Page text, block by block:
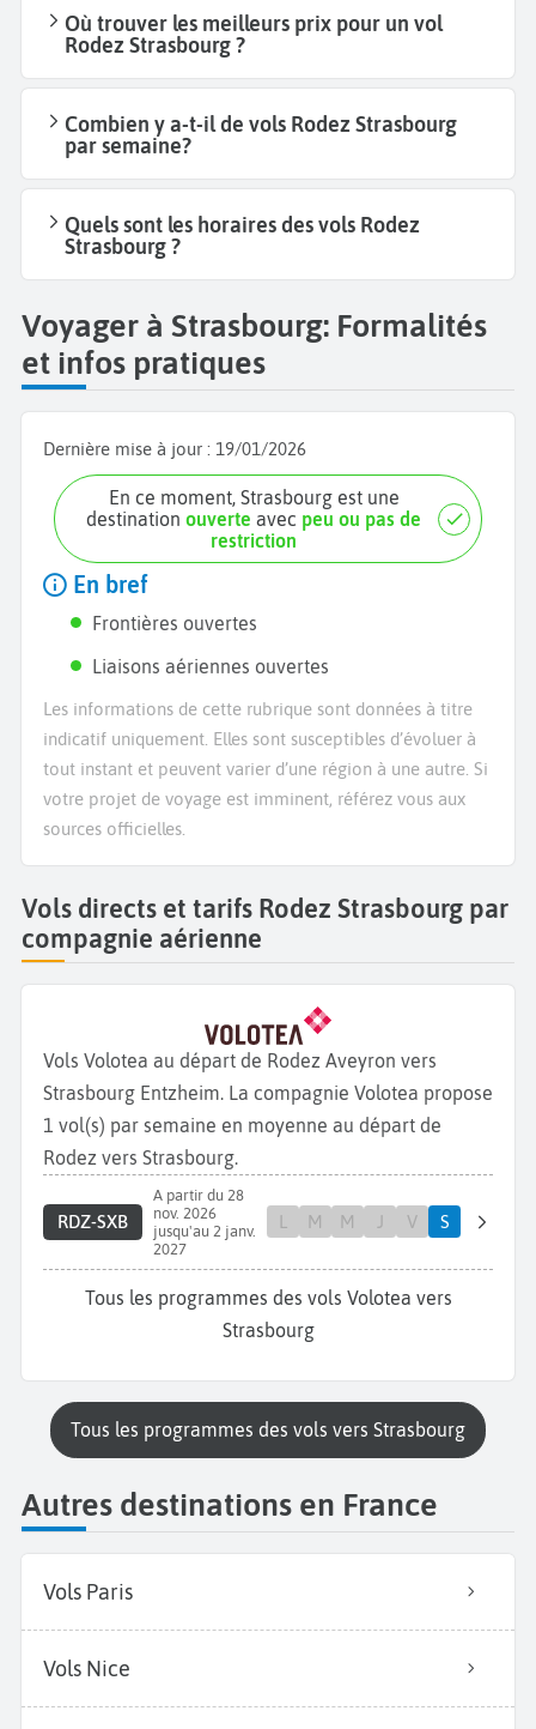
Où trouver les meilleurs prix pour un vol
Rodez Strasbourg ?
Combien y a-t-il de vols Rodez Strasbourg
par semaine?
Quels sont les horaires des vols Rodez
Strasbourg ?
Voyager à Strasbourg: Formalités
et infos pratiques
Dernière mise à jour : 19/01/2026
En ce moment, Strasbourg est une
destinationouverte avec peu ou pas de
restriction
En bref
Frontières ouvertes
Liaisons aériennes ouvertes
Les informations de cette rubrique sont données à titre
indicatif uniquement. Elles sont susceptibles d’évoluer à
tout instant et peuvent varier d’une région à une autre. Si
votre projet de voyage est imminent, référez vous aux
sources officielles.
Vols directs et tarifs Rodez Strasbourg par
compagnie aérienne
Vols Volotea au départ de Rodez Aveyron vers
Strasbourg Entzheim. La compagnie Volotea propose
1 vol(s) par semaine en moyenne au départ de
Rodez vers Strasbourg.
RDZ-SXB
A partir du 28
nov. 2026
jusqu'au 2 janv.
2027
L M M J V S
Tous les programmes des vols Volotea vers
Strasbourg
Tous les programmes des vols vers Strasbourg
Autres destinations en France
Vols Paris
Vols Nice